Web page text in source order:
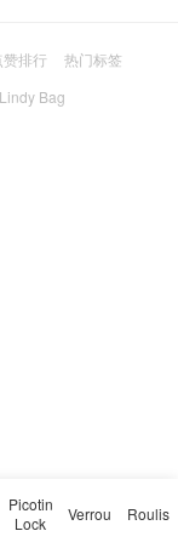
赞排行
热门标签
Bag
Picotin
Lock
Verrou Roulis